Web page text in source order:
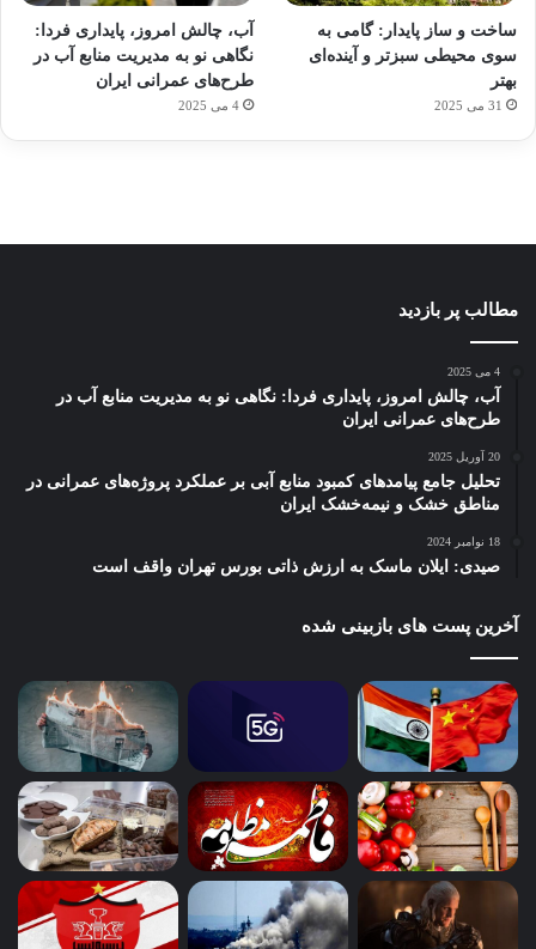
ساخت و ساز پایدار: گامی به
سوی محیطی سبزتر و آینده‌ای
بهتر
31 می 2025
آب، چالش امروز، پایداری فردا:
نگاهی نو به مدیریت منابع آب در
طرح‌های عمرانی ایران
4 می 2025
برای
کشف
توسط
ژاکت
در
مجازی
…
توسط
با
ساعت
هوشمند
با طعم
توسط
ژاکت
در
های
2023
توسط
ژاکت
مطالب پر بازدید
4 می 2025
آب، چالش امروز، پایداری فردا: نگاهی نو به مدیریت منابع آب در
طرح‌های عمرانی ایران
20 آوریل 2025
تحلیل جامع پیامدهای کمبود منابع آبی بر عملکرد پروژه‌های عمرانی در
مناطق خشک و نیمه‌خشک ایران
18 نوامبر 2024
صیدی: ایلان ماسک به ارزش ذاتی بورس تهران واقف است
آخرین پست های بازبینی شده